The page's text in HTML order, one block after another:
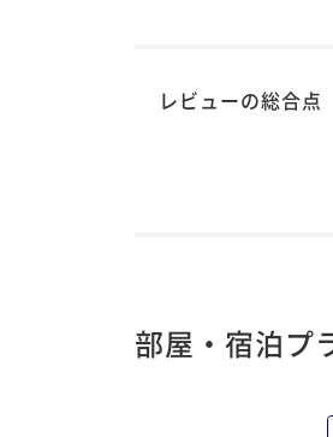
レビューの総合点
部屋・宿泊プ